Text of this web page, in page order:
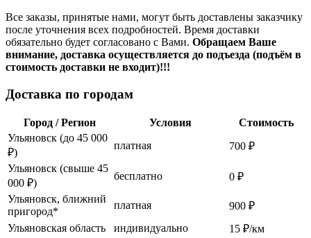
Все заказы, принятые нами, могут быть доставлены заказчику
после уточнения всех подробностей. Время доставки
обязательно будет согласовано с Вами. Обращаем Ваше
внимание, доставка осуществляется до подъезда (подъём в
стоимость доставки не входит)!!!
Доставка по городам
Город / Регион Условия
Стоимость
Ульяновск (до 45 000
₽)
платная
700 ₽
Ульяновск (свыше 45
000 ₽)
бесплатно
0 ₽
Ульяновск, ближний
пригород*
платная
900 ₽
Ульяновская область
индивидуально
15 ₽/км